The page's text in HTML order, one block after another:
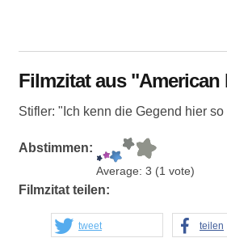
Filmzitat aus "American
Stifler: "Ich kenn die Gegend hier
Abstimmen:
Average: 3 (1 vote)
Filmzitat teilen:
tweet teilen